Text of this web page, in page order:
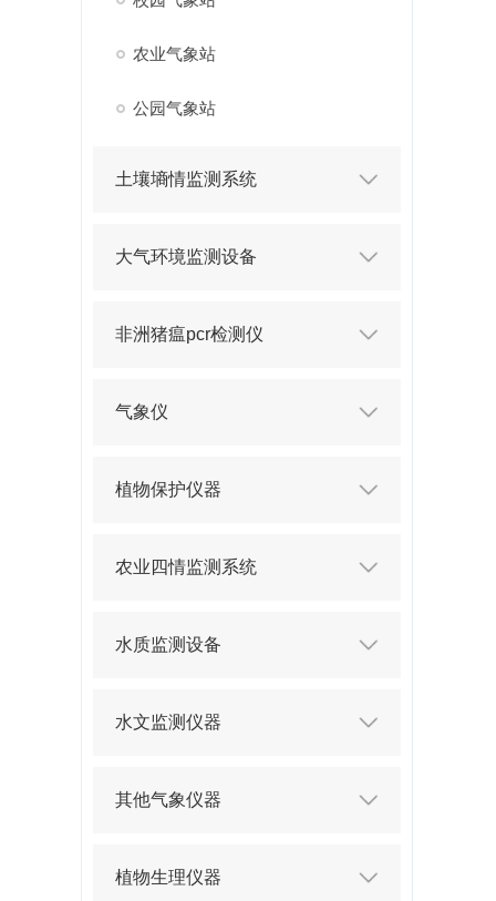
农业气象站
公园气象站
土壤墒情监测系统
大气环境监测设备
非洲猪瘟pcr检测仪
气象仪
植物保护仪器
农业四情监测系统
水质监测设备
水文监测仪器
其他气象仪器
植物生理仪器